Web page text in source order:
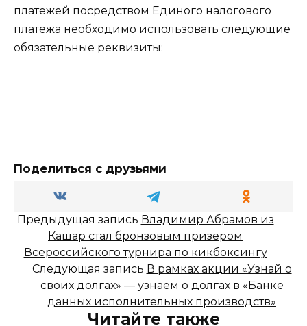
платежей посредством Единого налогового
платежа необходимо использовать следующие
обязательные реквизиты:
Поделиться с друзьями
Предыдущая запись Владимир Абрамов из
Кашар стал бронзовым призером
Всероссийского турнира по кикбоксингу
Следующая запись В рамках акции «Узнай о
своих долгах» — узнаем о долгах в «Банке
данных исполнительных производств»
Читайте также